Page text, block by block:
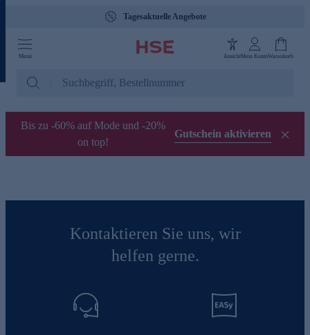
Tagesaktuelle Angebote
Menü AnsichtMein KontoWarenkorb
Bis zu -60% auf Mode und -20%
on top!
Gutschein aktivieren
Kontaktieren Sie uns, wir
helfen gerne.